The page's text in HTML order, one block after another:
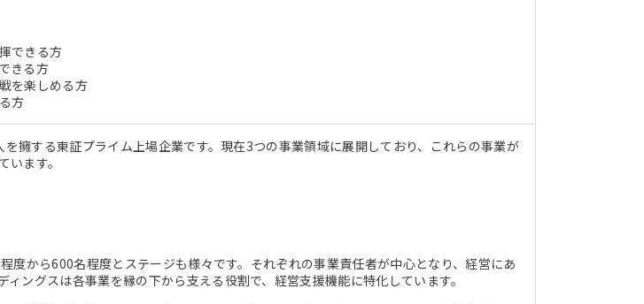
できる方
きる方
を楽しめる方
方
擁する東証プライム上場企業です。現在3つの事業領域に展開しており、これらの事業が
ます。
度から600名程度とステージも様々です。それぞれの事業責任者が中心となり、経営にあ
ングスは各事業を縁の下から支える役割で、経営支援機能に特化しています。